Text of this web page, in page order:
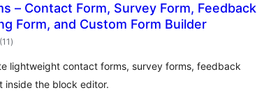
– Contact Form, Survey Form, Feedback
Form, and Custom Form Builder
(11 загальний
рейтинг
)
lightweight contact forms, survey forms, feedback
inside the block editor.